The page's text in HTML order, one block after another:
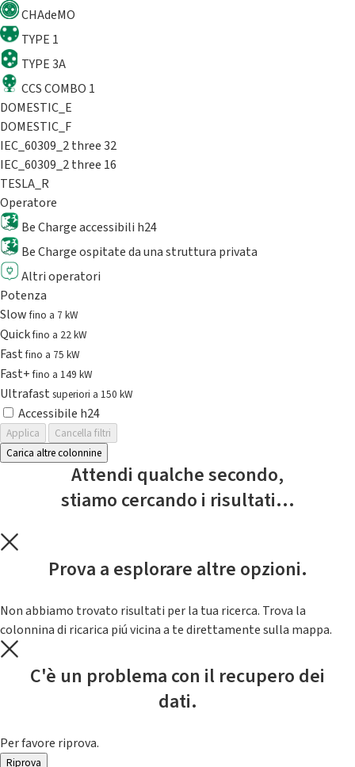
CHAdeMO
TYPE 1
TYPE 3A
CCS COMBO 1
DOMESTIC_E
DOMESTIC_F
IEC_60309_2 three 32
IEC_60309_2 three 16
TESLA_R
Operatore
Be Charge accessibili h24
Be Charge ospitate da una struttura privata
Altri operatori
Potenza
Slowfino a 7 kW
Quickfino a 22 kW
Fastfino a 75 kW
Fast+fino a 149 kW
Ultrafast superiori a 150 kW
Accessibile h24
Applica
Cancella filtri
Carica altre colonnine
Attendi qualche secondo,
stiamo cercando i risultati...
Prova a esplorare altre opzioni.
Non abbiamo trovato risultati per la tua ricerca. Trova la
colonnina di ricarica piú vicina a te direttamente sulla mappa.
C'è un problema con il recupero dei
dati.
Per favore riprova.
Riprova